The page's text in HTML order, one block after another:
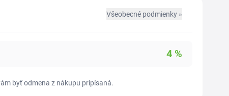
Všeobecné podmienky »
4 %
byť odmena z nákupu pripísaná.